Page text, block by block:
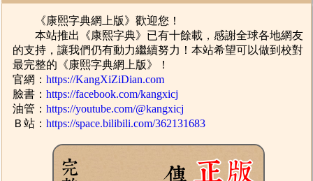
《康熙字典網上版》歡迎您！
本站推出《康熙字典》已有十餘載，感謝全球各地網友
的支持，讓我們仍有動力繼續努力！本站希望可以做到校對
最完整的《康熙字典網上版》！
官網：https://KangXiZiDian.com
臉書：https://facebook.com/kangxicj
油管：https://youtube.com/@kangxicj
Ｂ站：https://space.bilibili.com/362131683